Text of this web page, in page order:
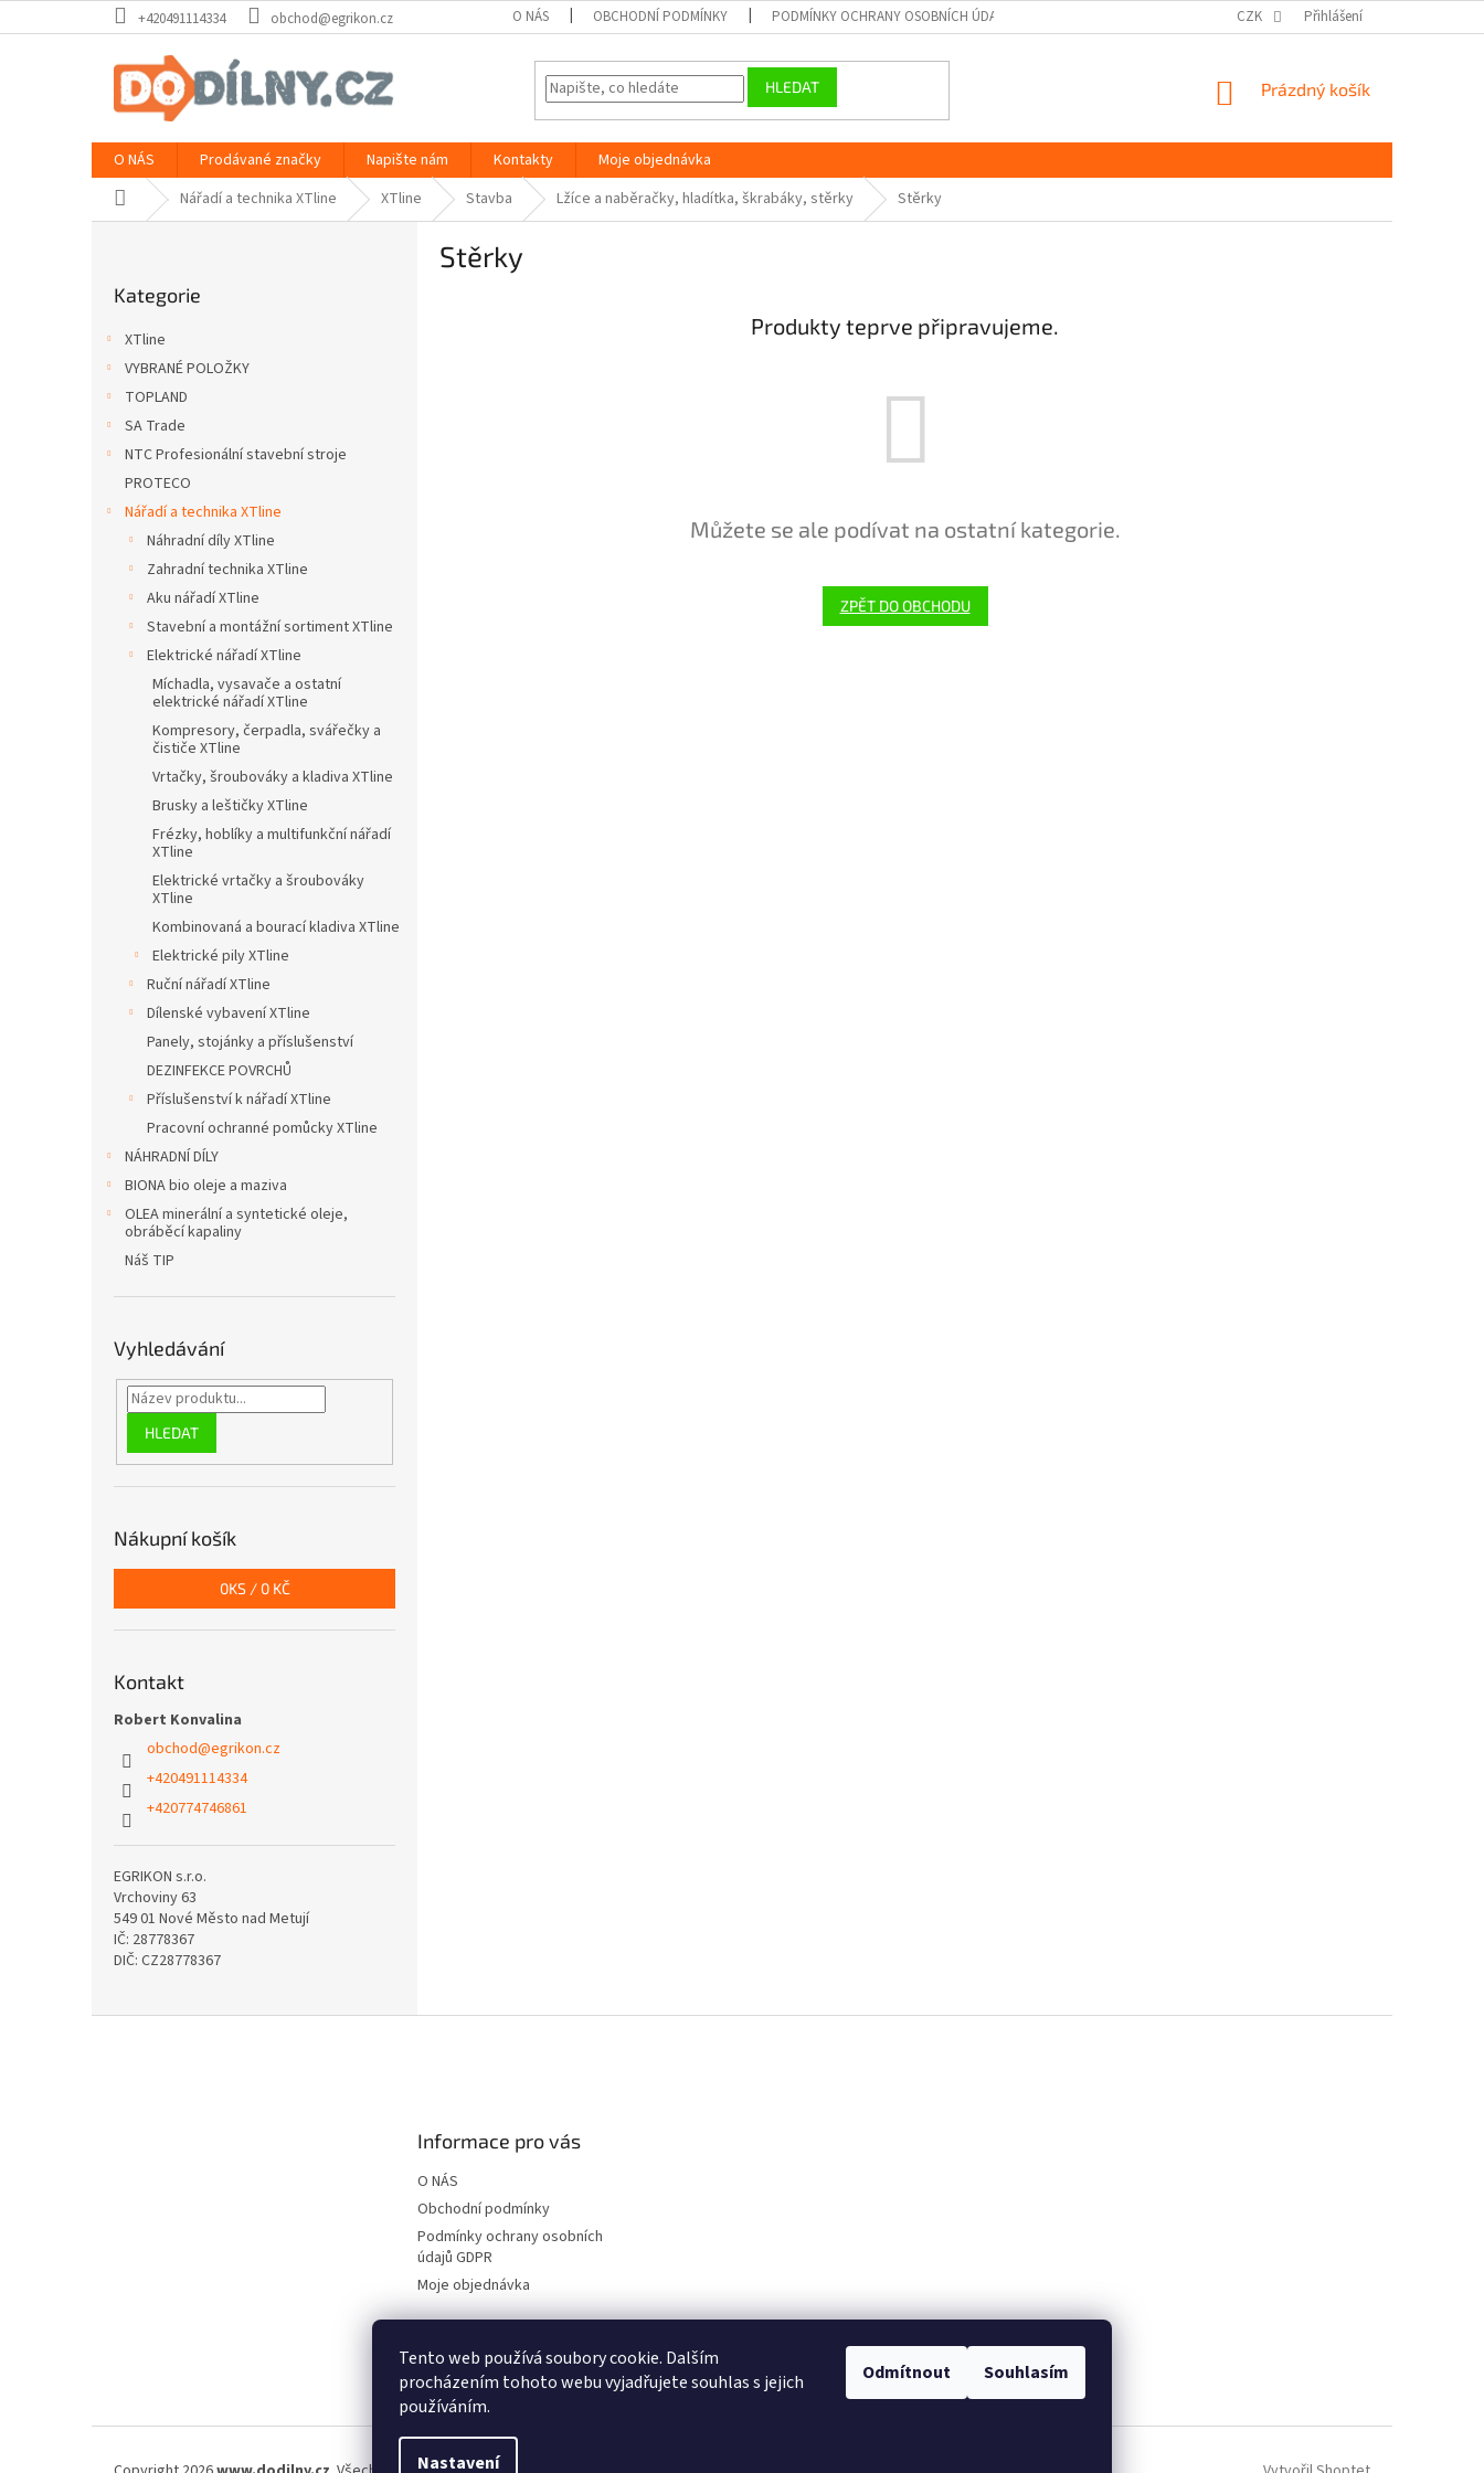
Tento web používá soubory cookie. Dalším
procházením tohoto webu vyjadřujete souhlas s jejich
používáním.
Nastavení
Odmítnout Souhlasím
na
+420491114334 obchod@egrikon.cz O NÁS OBCHODNÍ PODMÍNKY PODMÍNKY OCHRANY OSOBNÍCH ÚDAJŮ GDPR CZK Přihlášení
HLEDAT
NÁKUPNÍ
Prázdný košík
O NÁS Prodávané značky Napište nám Kontakty
Moje objednávka
Domů Nářadí a technika XTline XTline Stavba Lžíce a naběračky, hladítka, škrabáky, stěrky Stěrky
kategorie
Kategorie
XTline
VYBRANÉ POLOŽKY
TOPLAND
SA Trade
NTC Profesionální stavební stroje
PROTECO
Nářadí a technika XTline
Náhradní díly XTline
Zahradní technika XTline
Aku nářadí XTline
Stavební a montážní sortiment XTline
Elektrické nářadí XTline
Míchadla, vysavače a ostatní
elektrické nářadí XTline
Kompresory, čerpadla, svářečky a
čističe XTline
Vrtačky, šroubováky a kladiva XTline
Brusky a leštičky XTline
Frézky, hoblíky a multifunkční nářadí
XTline
Elektrické vrtačky a šroubováky
XTline
Kombinovaná a bourací kladiva XTline
Elektrické pily XTline
Ruční nářadí XTline
Dílenské vybavení XTline
Panely, stojánky a příslušenství
DEZINFEKCE POVRCHŮ
Příslušenství k nářadí XTline
Pracovní ochranné pomůcky XTline
NÁHRADNÍ DÍLY
BIONA bio oleje a maziva
OLEA minerální a syntetické oleje,
obráběcí kapaliny
Náš TIP
Vyhledávání
HLEDAT
Nákupní košík
0KS / 0 KČ
Kontakt
Robert Konvalina
obchod@egrikon.cz
+420491114334
+420774746861
EGRIKON s.r.o.
Vrchoviny 63
549 01 Nové Město nad Metují
IČ: 28778367
DIČ: CZ28778367
Stěrky
Produkty teprve připravujeme.
Můžete se ale podívat na ostatní kategorie.
ZPĚT DO OBCHODU
Informace pro vás
O NÁS
Obchodní podmínky
Podmínky ochrany osobních
údajů GDPR
Moje objednávka
nahradni-uhliky.cz